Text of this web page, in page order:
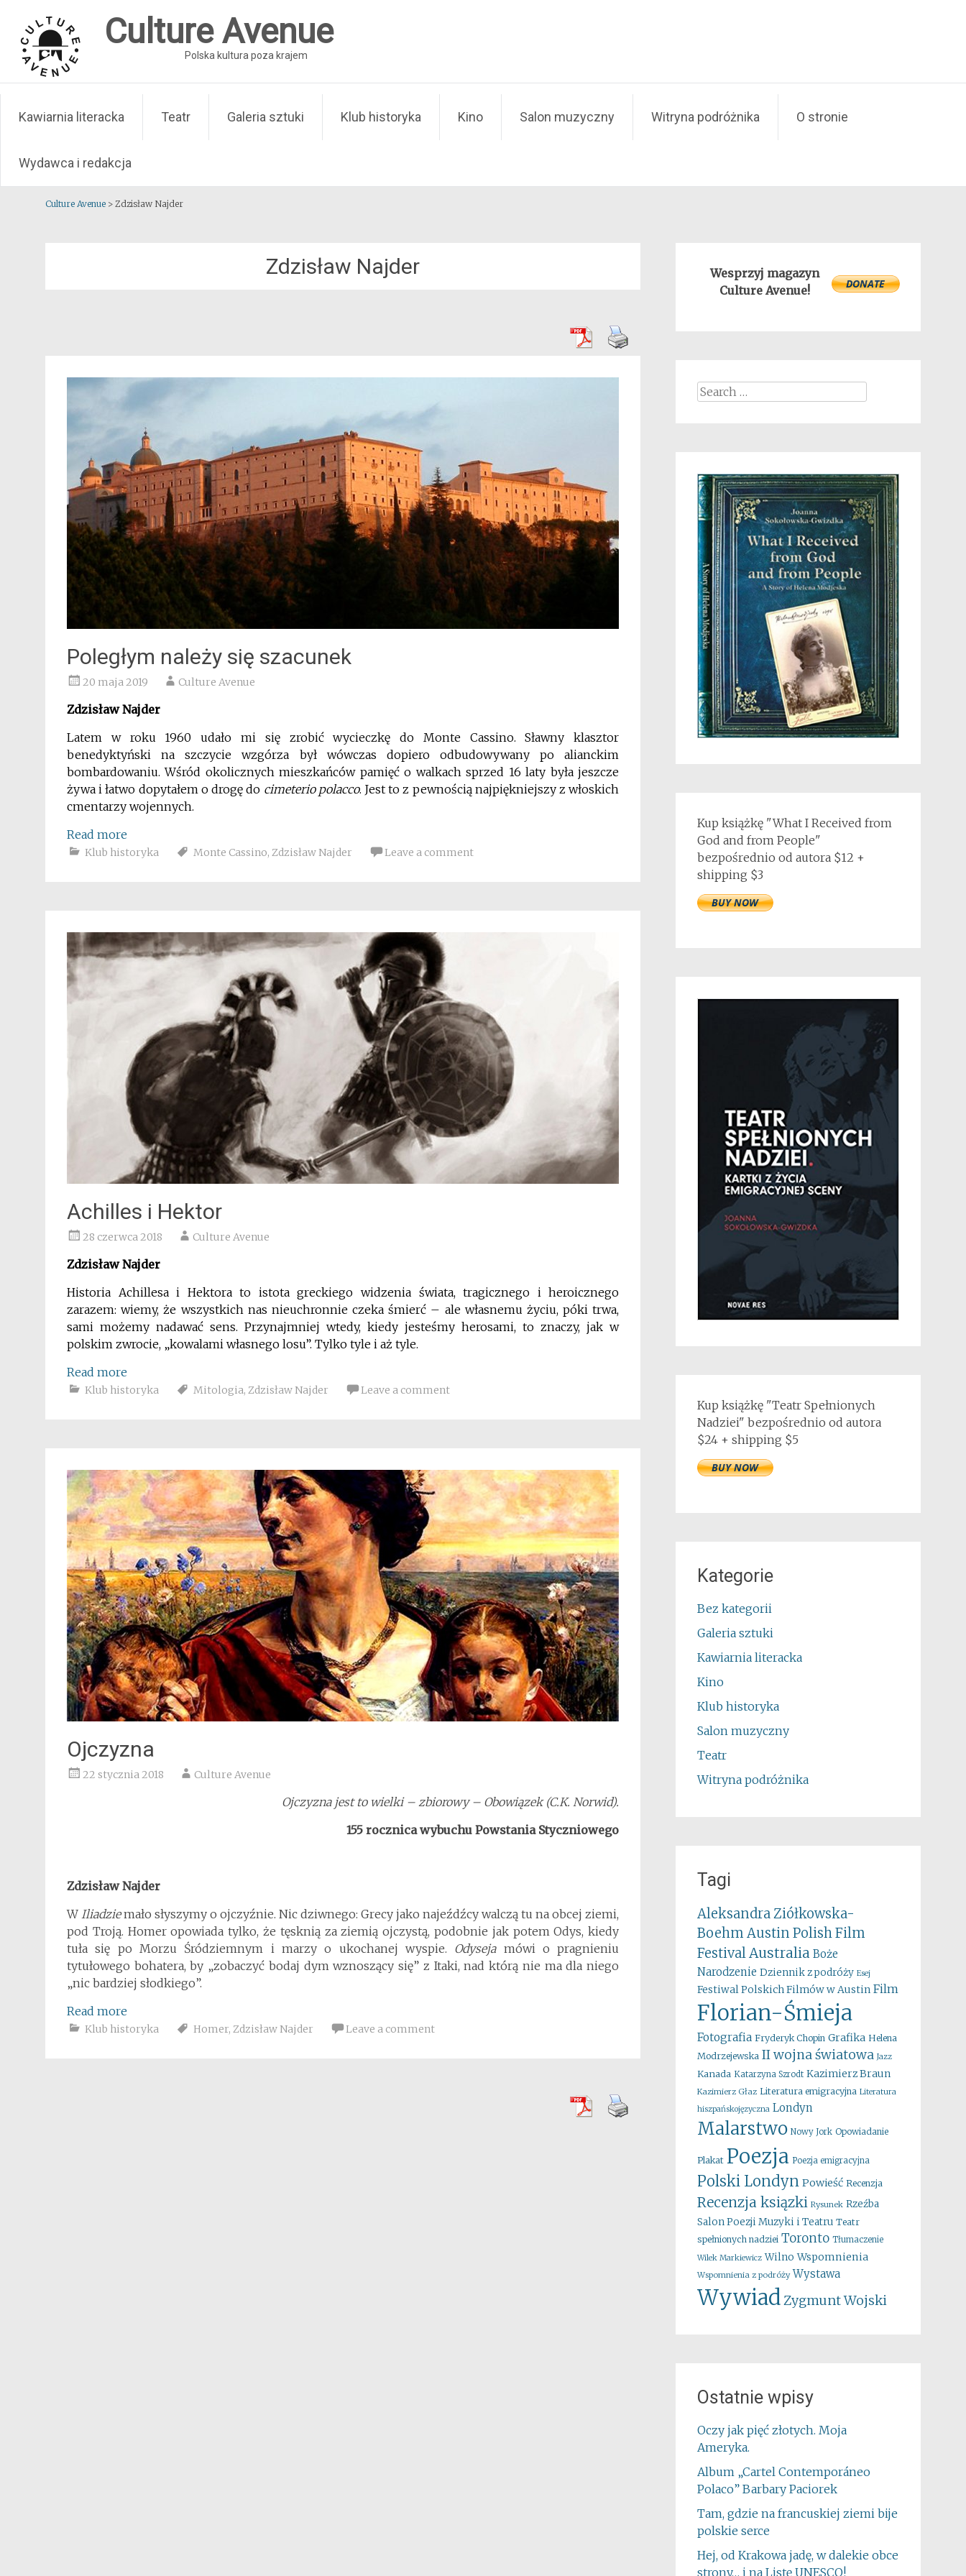
content
Culture Avenue
Polska kultura poza krajem
Kawiarnia literacka Teatr Galeria sztuki Klub historyka Kino Salon muzyczny Witryna podróżnika O stronie
Wydawca i redakcja
Culture Avenue > Zdzisław Najder
Zdzisław Najder
Poległym należy się szacunek
20 maja 2019 Culture Avenue
Zdzisław Najder
Latem w roku 1960 udało mi się zrobić wycieczkę do Monte Cassino. Sławny klasztor
benedyktyński na szczycie wzgórza był wówczas dopiero odbudowywany po alianckim
bombardowaniu. Wśród okolicznych mieszkańców pamięć o walkach sprzed 16 laty była jeszcze
żywa i łatwo dopytałem o drogę do cimeterio polacco. Jest to z pewnością najpiękniejszy z włoskich
cmentarzy wojennych.
Read more
Klub historyka Monte Cassino, Zdzisław Najder Leave a comment
Achilles i Hektor
28 czerwca 2018 Culture Avenue
Zdzisław Najder
Historia Achillesa i Hektora to istota greckiego widzenia świata, tragicznego i heroicznego
zarazem: wiemy, że wszystkich nas nieuchronnie czeka śmierć – ale własnemu życiu, póki trwa,
sami możemy nadawać sens. Przynajmniej wtedy, kiedy jesteśmy herosami, to znaczy, jak w
polskim zwrocie, „kowalami własnego losu”. Tylko tyle i aż tyle.
Read more
Klub historyka Mitologia, Zdzisław Najder Leave a comment
Ojczyzna
22 stycznia 2018 Culture Avenue
Ojczyzna jest to wielki – zbiorowy – Obowiązek (C.K. Norwid).
155 rocznica wybuchu Powstania Styczniowego
Zdzisław Najder
WIliadziemało słyszymy o ojczyźnie. Nic dziwnego: Grecy jako najeźdźcy walczą tu na obcej ziemi,
pod Troją. Homer opowiada tylko, że tęsknią za ziemią ojczystą, podobnie jak potem Odys, kiedy
tuła się po Morzu Śródziemnym i marzy o ukochanej wyspie. Odysejamówi o pragnieniu
tytułowego bohatera, by „zobaczyć bodaj dym wznoszący się” z Itaki, nad którą nie ma dla niego
„nic bardziej słodkiego”.
Read more
Klub historyka Homer, Zdzisław Najder Leave a comment
Wesprzyj magazyn
Culture Avenue!
Search
Kup książkę "What I Received from
God and from People"
bezpośrednio od autora $12 +
shipping $3
Kup książkę "Teatr Spełnionych
Nadziei" bezpośrednio od autora
$24 + shipping $5
Kategorie
Bez kategorii
Galeria sztuki
Kawiarnia literacka
Kino
Klub historyka
Salon muzyczny
Teatr
Witryna podróżnika
Tagi
Aleksandra Ziółkowska-
Boehm Austin Polish Film
FestivalAustralia Boże
Narodzenie Dziennik z podróży Esej
Festiwal Polskich Filmów w Austin Film
Florian-Śmieja
Fotografia Fryderyk Chopin Grafika Helena
Modrzejewska II wojna światowa Jazz
Kanada Katarzyna Szrodt Kazimierz Braun
Kazimierz Głaz Literatura emigracyjna Literatura
hiszpańskojęzyczna Londyn
Malarstwo Nowy Jork Opowiadanie
Plakat Poezja Poezja emigracyjna
Polski Londyn Powieść Recenzja
Recenzja ksiązki Rysunek Rzeźba
Salon Poezji Muzyki i Teatru Teatr
spełnionych nadziei Toronto Tłumaczenie
Wilek Markiewicz Wilno Wspomnienia
Wspomnienia z podróży Wystawa
WywiadZygmunt Wojski
Ostatnie wpisy
Oczy jak pięć złotych. Moja
Ameryka.
Album „Cartel Contemporáneo
Polaco” Barbary Paciorek
Tam, gdzie na francuskiej ziemi bije
polskie serce
Hej, od Krakowa jadę, w dalekie obce
strony… i na Listę UNESCO!